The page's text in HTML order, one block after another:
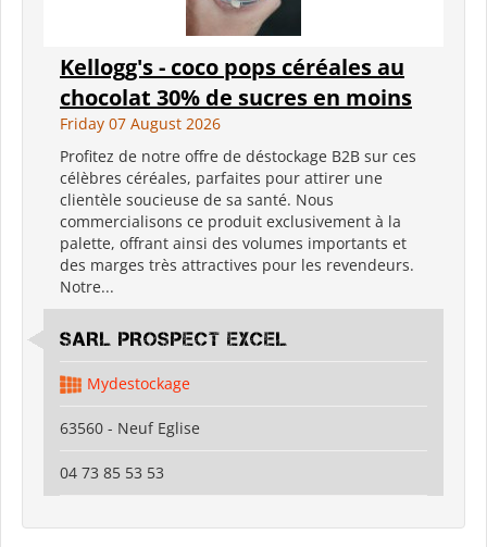
Kellogg's - coco pops céréales au
chocolat 30% de sucres en moins
Friday 07 August 2026
Profitez de notre offre de déstockage B2B sur ces
célèbres céréales, parfaites pour attirer une
clientèle soucieuse de sa santé. Nous
commercialisons ce produit exclusivement à la
palette, offrant ainsi des volumes importants et
des marges très attractives pour les revendeurs.
Notre...
SARL PROSPECT EXCEL
Mydestockage
63560 - Neuf Eglise
04 73 85 53 53